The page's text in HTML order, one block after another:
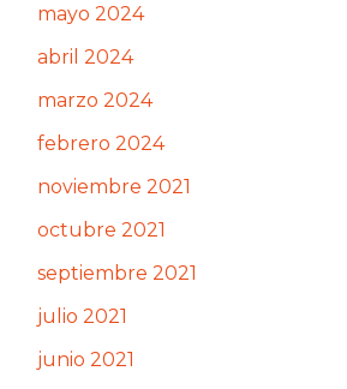
mayo 2024
abril 2024
marzo 2024
febrero 2024
noviembre 2021
octubre 2021
septiembre 2021
julio 2021
junio 2021